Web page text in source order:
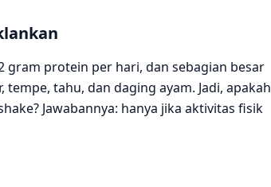
gram protein per hari, dan sebagian besar
tahu, dan daging ayam. Jadi, apakah
Jawabannya: hanya jika aktivitas fisik